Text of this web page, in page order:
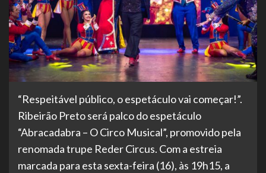
“Respeitável público, o espetáculo vai começar!”.
Ribeirão Preto será palco do espetáculo
“Abracadabra – O Circo Musical”, promovido pela
renomada trupe Reder Circus. Com a estreia
marcada para esta sexta-feira (16), às 19h15, a